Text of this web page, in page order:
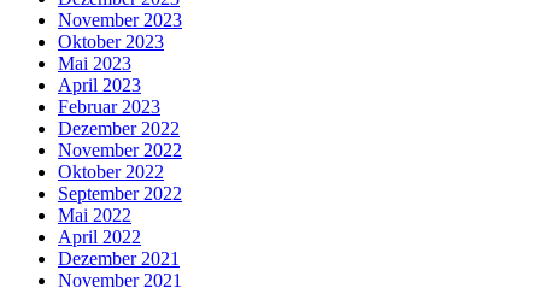
November 2023
Oktober 2023
Mai 2023
April 2023
Februar 2023
Dezember 2022
November 2022
Oktober 2022
September 2022
Mai 2022
April 2022
Dezember 2021
November 2021